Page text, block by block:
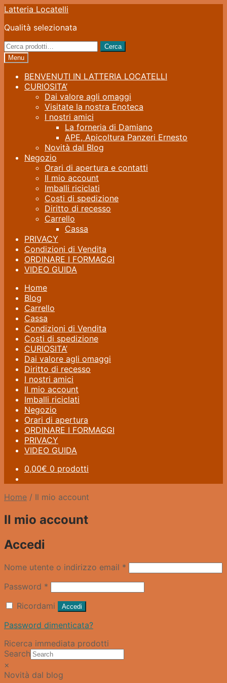
Vai
navigazione
Vai
contenuto
Latteria Locatelli
Qualità selezionata
Cerca:
Cerca
Menu
BENVENUTI IN LATTERIA LOCATELLI
CURIOSITA’
Dai valore agli omaggi
Visitate la nostra Enoteca
I nostri amici
La forneria di Damiano
APE, Apicoltura Panzeri Ernesto
Novità dal Blog
Negozio
Orari di apertura e contatti
Il mio account
Imballi riciclati
Costi di spedizione
Diritto di recesso
Carrello
Cassa
PRIVACY
Condizioni di Vendita
ORDINARE I FORMAGGI
VIDEO GUIDA
Home
Blog
Carrello
Cassa
Condizioni di Vendita
Costi di spedizione
CURIOSITA’
Dai valore agli omaggi
Diritto di recesso
I nostri amici
Il mio account
Imballi riciclati
Negozio
Orari di apertura
ORDINARE I FORMAGGI
PRIVACY
VIDEO GUIDA
0,00€ 0 prodotti
Home / Il mio account
Il mio account
Accedi
Nome utente o indirizzo email * Richiesto
Password * Richiesto
Ricordami
Accedi
Password dimenticata?
Ricerca immediata prodotti
Search
×
Novità dal blog